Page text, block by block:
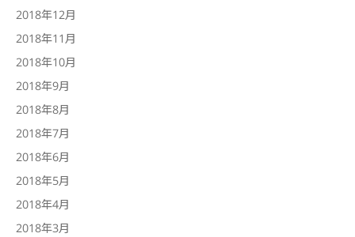
2018年12月
2018年11月
2018年10月
2018年9月
2018年8月
2018年7月
2018年6月
2018年5月
2018年4月
2018年3月